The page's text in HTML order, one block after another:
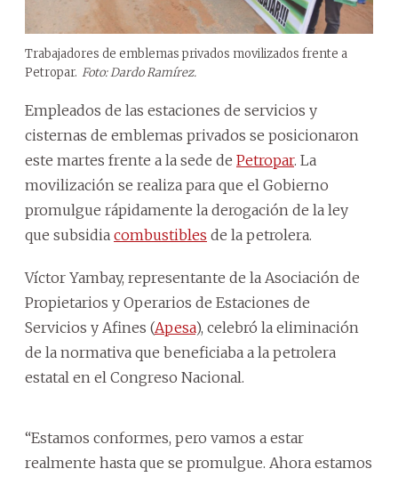
Trabajadores de emblemas privados movilizados frente a
Petropar. Foto: Dardo Ramírez.
Empleados de las estaciones de servicios y
cisternas de emblemas privados se posicionaron
este martes frente a la sede de Petropar. La
movilización se realiza para que el Gobierno
promulgue rápidamente la derogación de la ley
que subsidia combustibles de la petrolera.
Víctor Yambay, representante de la Asociación de
Propietarios y Operarios de Estaciones de
Servicios y Afines (Apesa), celebró la eliminación
de la normativa que beneficiaba a la petrolera
estatal en el Congreso Nacional.
“Estamos conformes, pero vamos a estar
realmente hasta que se promulgue. Ahora estamos